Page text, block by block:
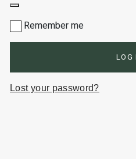
Remember me
LOG
Lost your password?